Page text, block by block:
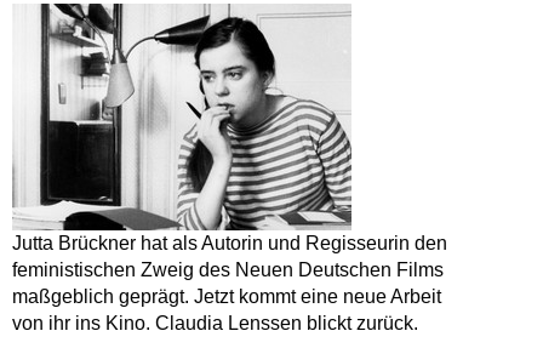
Jutta Brückner hat als Autorin und Regisseurin den
feministischen Zweig des Neuen Deutschen Films
maßgeblich geprägt. Jetzt kommt eine neue Arbeit
von ihr ins Kino. Claudia Lenssen blickt zurück.